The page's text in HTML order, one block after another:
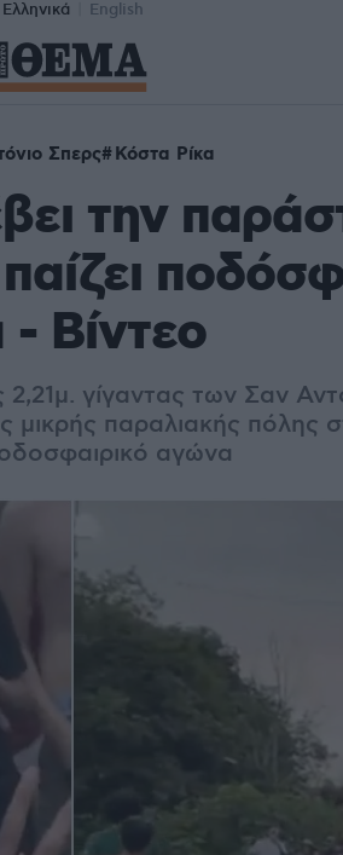
Ελληνικά English
Σπερς Κόστα Ρίκα
την
Βίντεο
γίγαντας των Σαν
μικρής παραλιακής πόλης
αγώνα